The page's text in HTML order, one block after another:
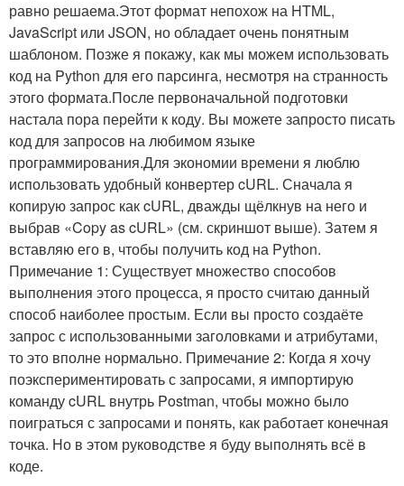
равно решаема.Этот формат непохож на HTML,
JavaScript или JSON, но обладает очень понятным
шаблоном. Позже я покажу, как мы можем использовать
код на Python для его парсинга, несмотря на странность
этого формата.После первоначальной подготовки
настала пора перейти к коду. Вы можете запросто писать
код для запросов на любимом языке
программирования.Для экономии времени я люблю
использовать удобный конвертер cURL. Сначала я
копирую запрос как cURL, дважды щёлкнув на него и
выбрав «Copy as cURL» (см. скриншот выше). Затем я
вставляю его в, чтобы получить код на Python.
Примечание 1: Существует множество способов
выполнения этого процесса, я просто считаю данный
способ наиболее простым. Если вы просто создаёте
запрос с использованными заголовками и атрибутами,
то это вполне нормально. Примечание 2: Когда я хочу
поэкспериментировать с запросами, я импортирую
команду cURL внутрь Postman, чтобы можно было
поиграться с запросами и понять, как работает конечная
точка. Но в этом руководстве я буду выполнять всё в
коде.